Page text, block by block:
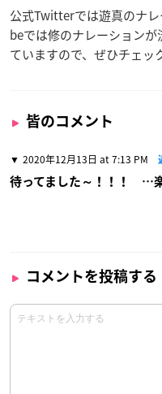
公式Twitterでは遊真のナ
beでは修のナレーション
ていますので、ぜひチェッ
皆のコメント
2020年12月13日 at 7:13 PM
待ってました～！！！ …楽
コメントを投稿する